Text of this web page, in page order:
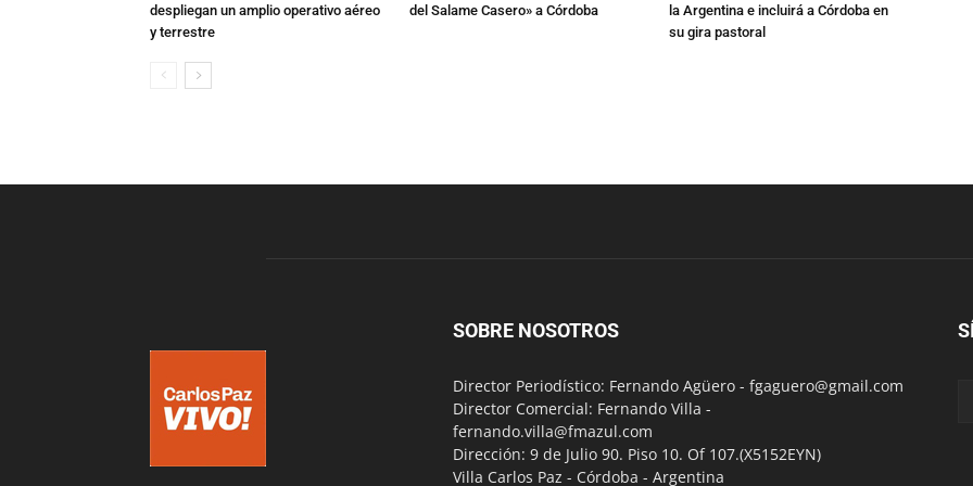
despliegan un amplio operativo aéreo
y terrestre
del Salame Casero» a Córdoba
la Argentina e incluirá a Córdoba en
su gira pastoral
SOBRE NOSOTROS
Director Periodístico: Fernando Agüero - fgaguero@gmail.com
Director Comercial: Fernando Villa -
fernando.villa@fmazul.com
Dirección: 9 de Julio 90. Piso 10. Of 107.(X5152EYN)
Villa Carlos Paz - Córdoba - Argentina